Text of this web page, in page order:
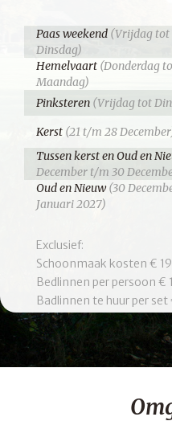
Paas weekend (Vrijdag tot
Dinsdag)
Hemelvaart (Donderdag
Maandag)
Pinksteren (Vrijdag tot
Kerst (21 t/m 28
Tussen kerst en Oud en
December t/m 30
Oud en Nieuw(30
Januari 2027)
Exclusief:
Schoonmaak kosten €
Bedlinnen per persoon €
Badlinnen te huur per set